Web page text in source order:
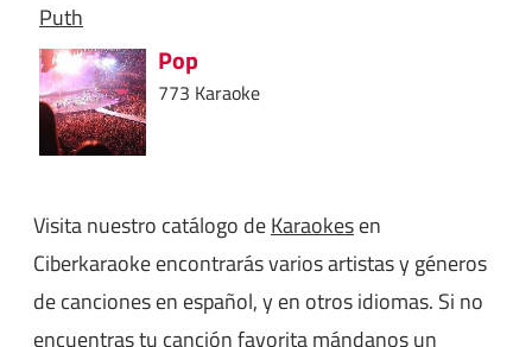
Pop
773 Karaoke
Visita nuestro catálogo deKaraokesen
Ciberkaraoke encontrarás varios artistas y géneros
de canciones en español, y en otros idiomas. Si no
encuentras tu canción favorita mándanos un